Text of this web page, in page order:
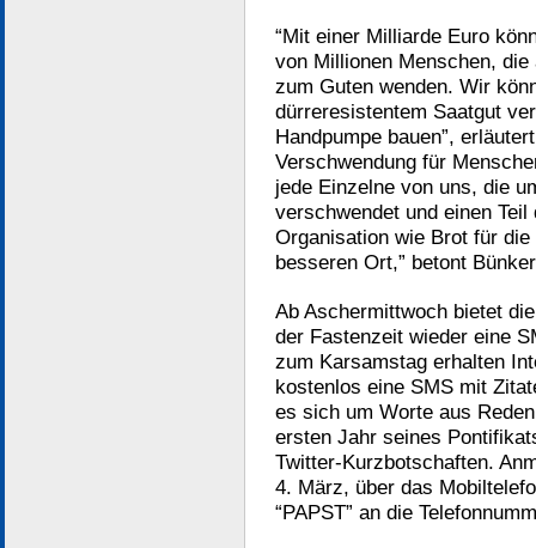
“Mit einer Milliarde Euro
von Millionen Menschen,
zum Guten wenden. Wir
dürreresistentem Saatgut
Handpumpe bauen”,
Verschwendung für
jede Einzelne von uns, die
verschwendet und einen
Organisation wie Brot für
besseren Ort,” betont
Ab Aschermittwoch bietet
der Fastenzeit wieder eine
zum Karsamstag erhalten
kostenlos eine SMS mit
es sich um Worte aus
ersten Jahr seines
Twitter-Kurzbotschaften.
4. März, über das
“PAPST” an die